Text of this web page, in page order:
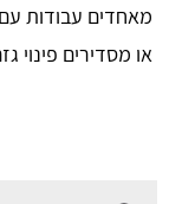
מאחדים עבודות
או מסדירים פינוי